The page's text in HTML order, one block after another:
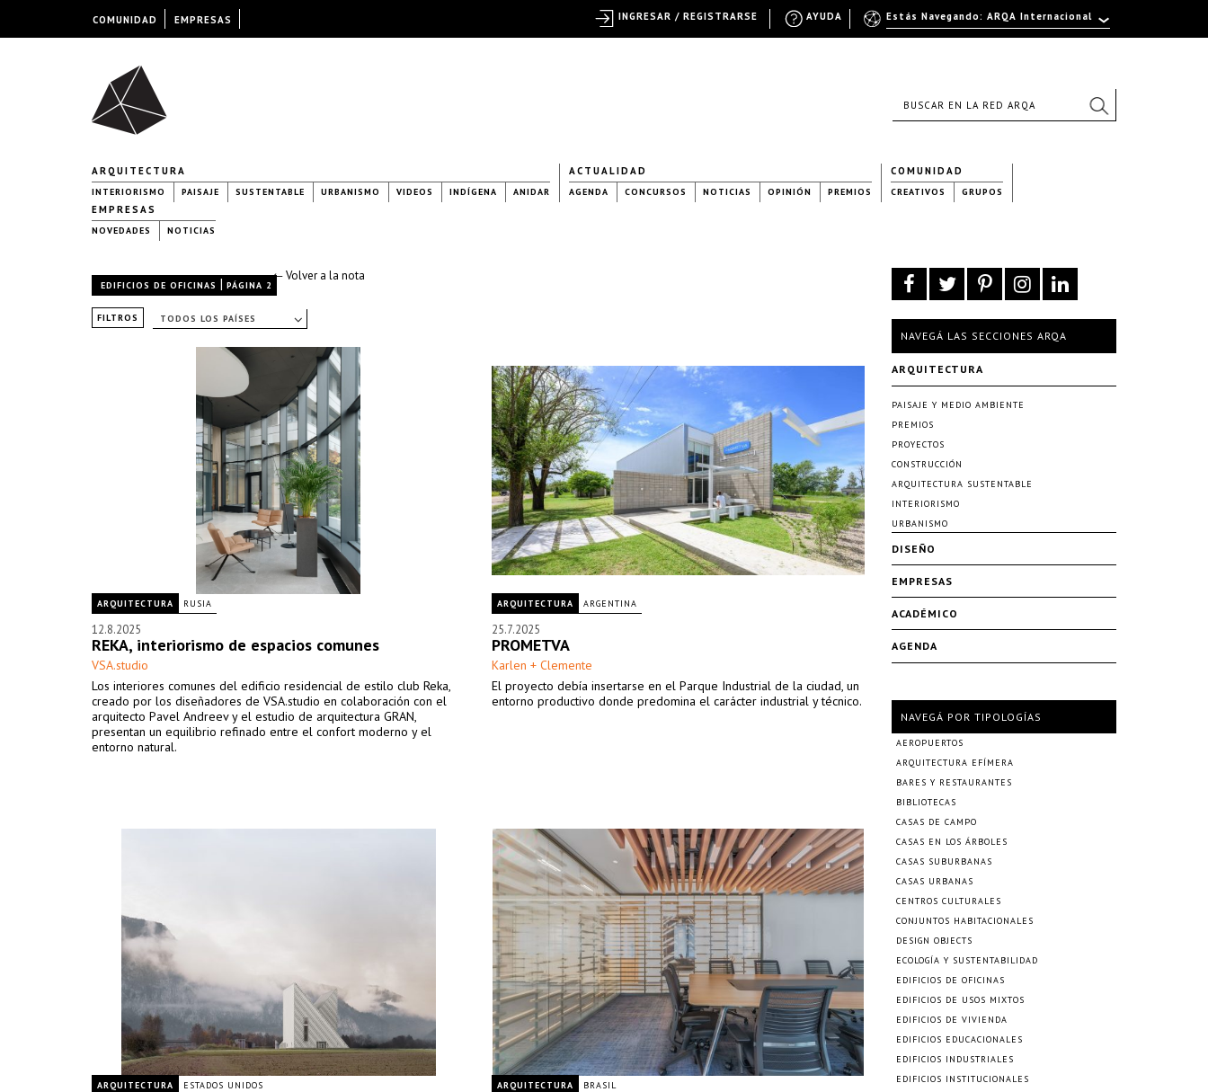
ARQUITECTURA
INTERIORISMO PAISAJE SUSTENTABLE URBANISMO VIDEOS INDÍGENA ANIDAR
ACTUALIDAD
AGENDA CONCURSOS NOTICIAS OPINIÓN PREMIOS
COMUNIDAD
CREATIVOS GRUPOS
EMPRESAS
NOVEDADES NOTICIAS
← Volver a la nota
EDIFICIOS DE OFICINAS | PÁGINA 2
FILTROS TODOS LOS PAÍSES
ARQUITECTURA RUSIA
12.8.2025
REKA, interiorismo de espacios comunes
VSA.studio
Los interiores comunes del edificio residencial de estilo club Reka,
creado por los diseñadores de VSA.studio en colaboración con el
arquitecto Pavel Andreev y el estudio de arquitectura GRAN,
presentan un equilibrio refinado entre el confort moderno y el
entorno natural.
ARQUITECTURA ARGENTINA
25.7.2025
PROMETVA
Karlen + Clemente
El proyecto debía insertarse en el Parque Industrial de la ciudad, un
entorno productivo donde predomina el carácter industrial y técnico.
ARQUITECTURA ESTADOS UNIDOS ARQUITECTURA BRASIL
NAVEGÁ LAS SECCIONES ARQA
ARQUITECTURA
PAISAJE Y MEDIO AMBIENTE
PREMIOS
PROYECTOS
CONSTRUCCIÓN
ARQUITECTURA SUSTENTABLE
INTERIORISMO
URBANISMO
DISEÑO
EMPRESAS
ACADÉMICO
AGENDA
NAVEGÁ POR TIPOLOGÍAS
AEROPUERTOS
ARQUITECTURA EFÍMERA
BARES Y RESTAURANTES
BIBLIOTECAS
CASAS DE CAMPO
CASAS EN LOS ÁRBOLES
CASAS SUBURBANAS
CASAS URBANAS
CENTROS CULTURALES
CONJUNTOS HABITACIONALES
DESIGN OBJECTS
ECOLOGÍA Y SUSTENTABILIDAD
EDIFICIOS DE OFICINAS
EDIFICIOS DE USOS MIXTOS
EDIFICIOS DE VIVIENDA
EDIFICIOS EDUCACIONALES
EDIFICIOS INDUSTRIALES
EDIFICIOS INSTITUCIONALES
COMUNIDAD EMPRESAS Estás Navegando: ARQA Internacional
AYUDA
INGRESAR / REGISTRARSE